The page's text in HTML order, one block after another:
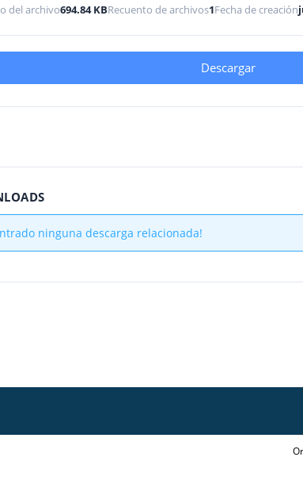
del archivo694.84 KBRecuento de archivos1Fecha de creación
Descargar
ninguna descarga relacionada!